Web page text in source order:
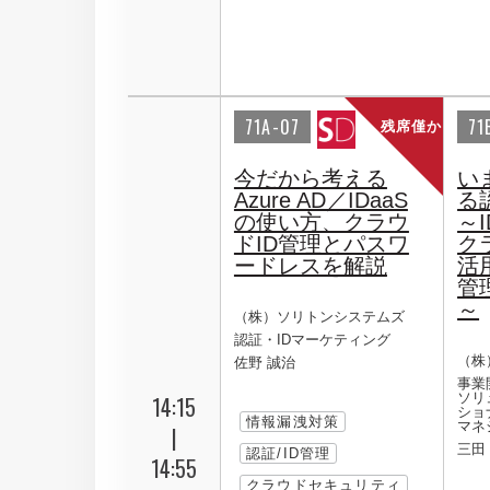
14:15
|
14:55
残席僅か
71A-07
今だから考える
Azure AD／IDaaS
の使い方、クラウ
ドID管理とパスワ
ードレスを解説
（株）ソリトンシステムズ
認証・IDマーケティング
佐野 誠治
情報漏洩対策
認証/ID管理
クラウドセキュリティ
い
る
～
ク
活
管
～
（
事業
ソ
ショ
マネ
三田